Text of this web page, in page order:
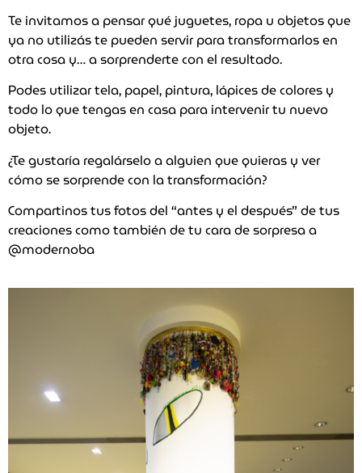
Te invitamos a pensar qué juguetes, ropa u objetos que
ya no utilizás te pueden servir para transformarlos en
otra cosa y… a sorprenderte con el resultado.
Podes utilizar tela, papel, pintura, lápices de colores y
todo lo que tengas en casa para intervenir tu nuevo
objeto.
¿Te gustaría regalárselo a alguien que quieras y ver
cómo se sorprende con la transformación?
Compartinos tus fotos del “antes y el después” de tus
creaciones como también de tu cara de sorpresa a
@modernoba